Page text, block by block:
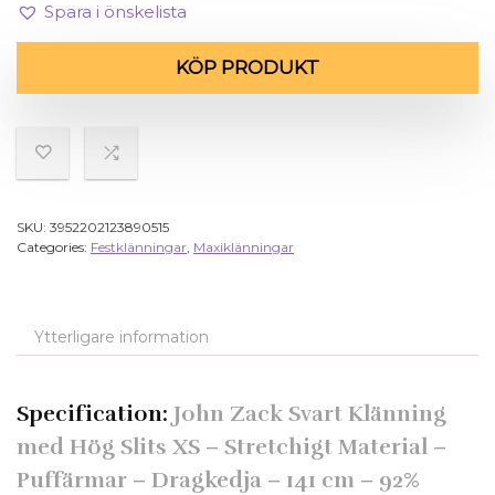
Spara i önskelista
KÖP PRODUKT
SKU: 3952202123890515
Categories: Festklänningar, Maxiklänningar
Ytterligare information
Specification: John Zack Svart Klänning
med Hög Slits XS – Stretchigt Material –
Puffärmar – Dragkedja – 141 cm – 92%